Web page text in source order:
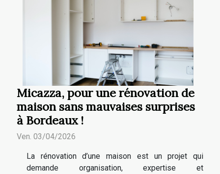
Micazza, pour une rénovation de
maison sans mauvaises surprises
à Bordeaux !
Ven. 03/04/2026
La rénovation d’une maison est un projet qui
demande organisation, expertise et